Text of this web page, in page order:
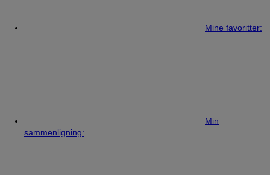
Mine favoritter:
Min
sammenligning: